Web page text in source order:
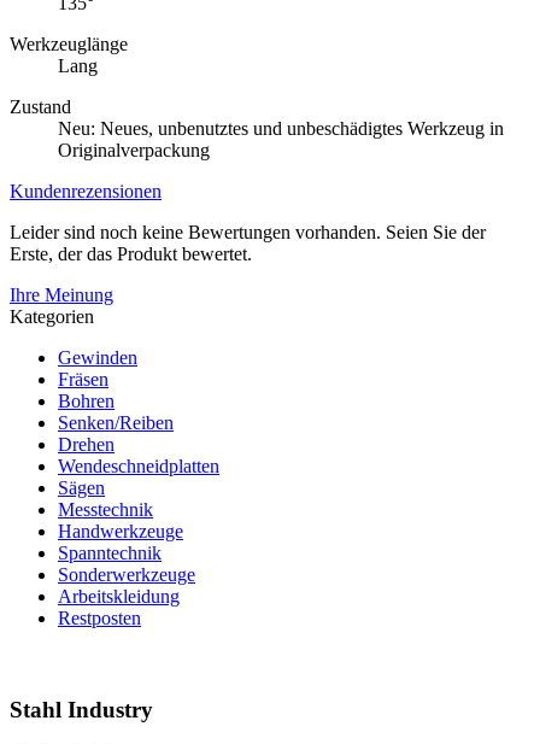
Werkzeuglänge
Lang
Zustand
Neu: Neues, unbenutztes und unbeschädigtes Werkzeug in
Originalverpackung
Kundenrezensionen
Leider sind noch keine Bewertungen vorhanden. Seien Sie der
Erste, der das Produkt bewertet.
Ihre Meinung
Kategorien
Gewinden
Fräsen
Bohren
Senken/Reiben
Drehen
Wendeschneidplatten
Sägen
Messtechnik
Handwerkzeuge
Spanntechnik
Sonderwerkzeuge
Arbeitskleidung
Restposten
Stahl Industry